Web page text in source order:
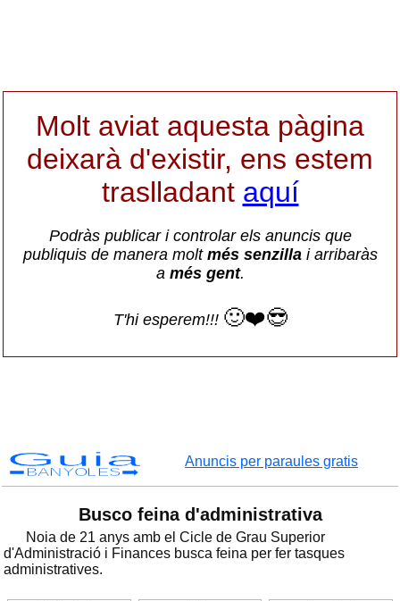
Molt aviat aquesta pàgina
deixarà d'existir, ens estem
traslladant aquí
Podràs publicar i controlar els anuncis que
publiquis de manera molt més senzillai arribaràs
a més gent.
T'hi esperem!!! 🙂❤️😎
Guia
BANYOLES
Anuncis per paraules gratis
Busco feina d'administrativa
Noia de 21 anys amb el Cicle de Grau Superior
d'Administració i Finances busca feina per fer tasques
administratives.